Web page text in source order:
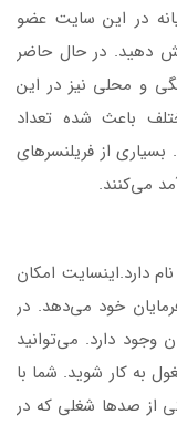
در این سایت عضو
را کاهش دهید. در حال حاضر
و محلی نیز در این
باعث شده تعداد
از فریلنسر‌های
می‌کنند.
دارد.اینسایت امکان
خود می‌دهد. در
وجود دارد. می‌توانید
به کار شوید. شما با
از صدها شغلی که در